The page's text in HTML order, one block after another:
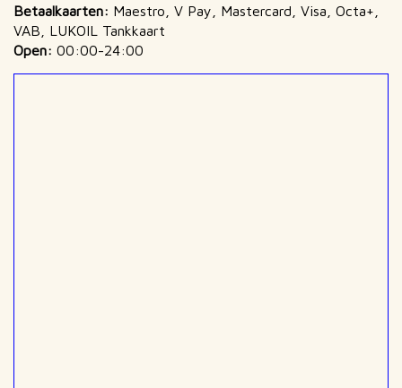
Betaalkaarten: Maestro, V Pay, Mastercard, Visa, Octa+,
VAB, LUKOIL Tankkaart
Open: 00:00-24:00